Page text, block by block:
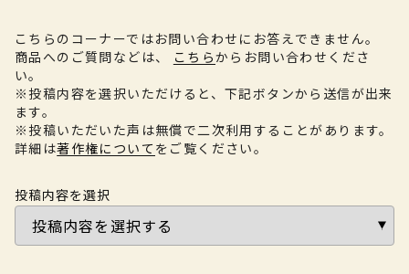
こちらのコーナーではお問い合わせにお答えできません。
商品へのご質問などは、
こちらからお問い合わせくださ
い。
※投稿内容を選択いただけると、下記ボタンから送信が出来
ます。
※投稿いただいた声は無償で二次利用することがあります。
詳細は著作権について をご覧ください。
投稿内容を選択